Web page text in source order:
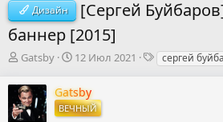
Дизайн
[Сергей
баннер [2015]
А
т
о
р
Gatsby
Д
т
а
н
12 Июл 2021
Тсергей
Gatsby
ВЕЧНЫЙ